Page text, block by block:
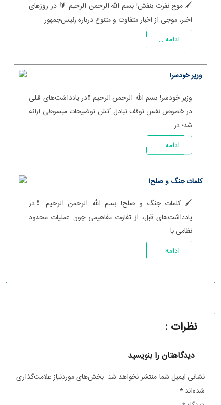
🖌 موج نفرت بنفش! بسم الله الرحمن الرحیم 🔰 در روزهای
اخیر، موجی از اخبار متفاوت و متنوع درباره رئیس‌جمهور
ادامه …
وزیر خودسر!
وزیر خودسر! بسم الله الرحمن الرحیم ❗️در یادداشت‌های قبلی
در خصوص نفس توقف تبادل آتش توضیحات مبسوطی ارائه
شد؛ در
ادامه …
کلمات جنگ و صلح!
🖌 کلمات جنگ و صلح! بسم الله الرحمن الرحیم ❗️در
یادداشت‌های قبل، از تفاوت مفاهیمی چون عملیات محدود
نظامی با
ادامه …
نظرات :
دیدگاهتان را بنویسید
نشانی ایمیل شما منتشر نخواهد شد. بخش‌های موردنیاز علامت‌گذاری
شده‌اند *